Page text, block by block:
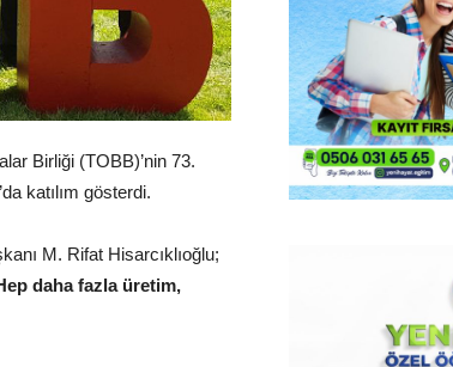
Birliği (TOBB)’nin 73.
katılım gösterdi.
M. Rifat Hisarcıklıoğlu;
daha fazla üretim,